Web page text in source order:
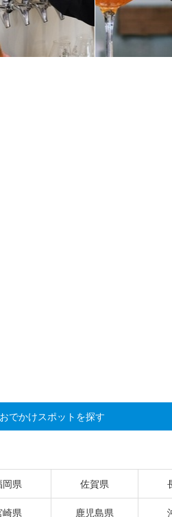
でかけスポットを探す
岡県 佐賀県
崎県 鹿児島県